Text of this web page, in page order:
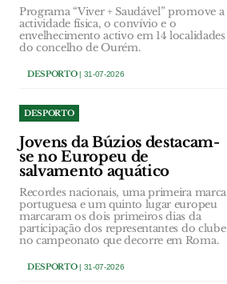
Programa “Viver + Saudável” promove a
actividade física, o convívio e o
envelhecimento activo em 14 localidades
do concelho de Ourém.
DESPORTO| 31-07-2026
DESPORTO
Jovens da Búzios destacam-
se no Europeu de
salvamento aquático
Recordes nacionais, uma primeira marca
portuguesa e um quinto lugar europeu
marcaram os dois primeiros dias da
participação dos representantes do clube
no campeonato que decorre em Roma.
DESPORTO| 31-07-2026